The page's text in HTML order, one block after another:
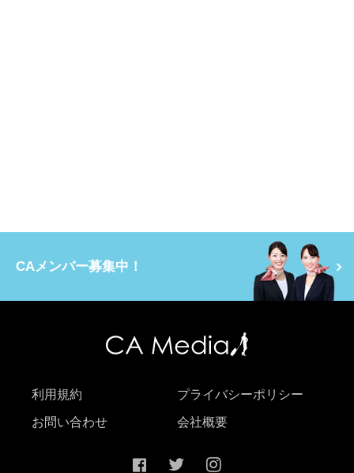
CAメンバー募集中！
利用規約 プライバシーポリシー
お問い合わせ 会社概要